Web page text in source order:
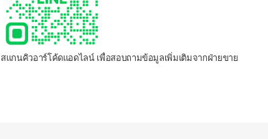
สแกนคิวอาร์โค้ดแอดไลน์ เพื่อสอบถามข้อมูลเพิ่มเติมจากฝ่ายขาย